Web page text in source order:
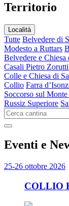
Territorio
Località
Tutte Belvedere di
Modesto a Ruttars
Belvedere e Chiesa
Casali Pietro
Colle e Chiesa di
Collio Farra
Soccorso sul
Russiz Superiore
Eventi e
25-26 ottobre 2026
COLLIO